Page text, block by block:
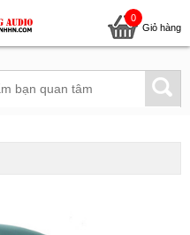
0
Giỏ hàng